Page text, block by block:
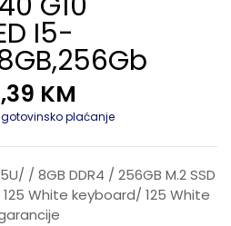
I5-
KM
plaćanje
/ 8GB DDR4 / 256GB M.2 SSD
White keyboard/ 125 White